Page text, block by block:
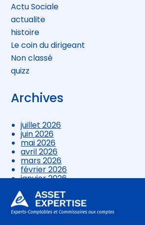
Aller
au
Actu Sociale
actualite
histoire
Le coin du dirigeant
Non classé
quizz
Archives
juillet 2026
juin 2026
mai 2026
avril 2026
mars 2026
février 2026
janvier 2026
novembre 2025
octobre 2025
septembre 2025